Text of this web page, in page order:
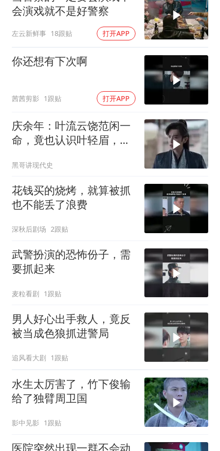
会演戏就不是好警察
左云新鲜事 18跟贴 打开APP
你还想有下次啊
茜茜剪影 1跟贴 打开APP
庆余年：叶流云饶范闲一
命，竟也认识叶轻眉，下
黑哥讲现代史
花钱买的烧烤，就算被抓
也不能丢了浪费
深秋后剧场 2跟贴
武警扮演的恐怖份子，需
要抓起来
麦粒看剧 1跟贴
男人好心出手救人，竟反
被当成色狼抓进警局
追风看大剧 1跟贴
水生太厉害了，竹下俊输
给了独臂周卫国
影中见影 1跟贴
医院突然出现一群不会动